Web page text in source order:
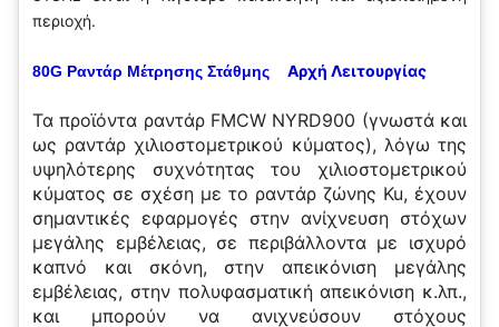
περιοχή.
80G Ραντάρ Μέτρησης Στάθμης Αρχή Λειτουργίας
Τα προϊόντα ραντάρ FMCW NYRD900 (γνωστά και
ως ραντάρ χιλιοστομετρικού κύματος), λόγω της
υψηλότερης συχνότητας του χιλιοστομετρικού
κύματος σε σχέση με το ραντάρ ζώνης Ku, έχουν
σημαντικές εφαρμογές στην ανίχνευση στόχων
μεγάλης εμβέλειας, σε περιβάλλοντα με ισχυρό
καπνό και σκόνη, στην απεικόνιση μεγάλης
εμβέλειας, στην πολυφασματική απεικόνιση κ.λπ.,
και μπορούν να ανιχνεύσουν στόχους